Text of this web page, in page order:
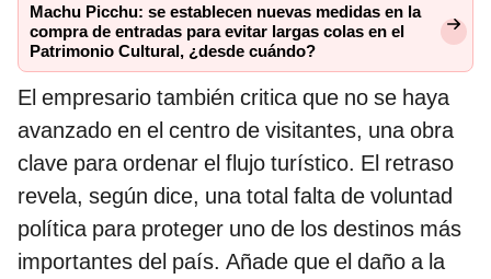
Machu Picchu: se establecen nuevas medidas en la
compra de entradas para evitar largas colas en el
Patrimonio Cultural, ¿desde cuándo?
El empresario también critica que no se haya
avanzado en el centro de visitantes, una obra
clave para ordenar el flujo turístico. El retraso
revela, según dice, una total falta de voluntad
política para proteger uno de los destinos más
importantes del país. Añade que el daño a la